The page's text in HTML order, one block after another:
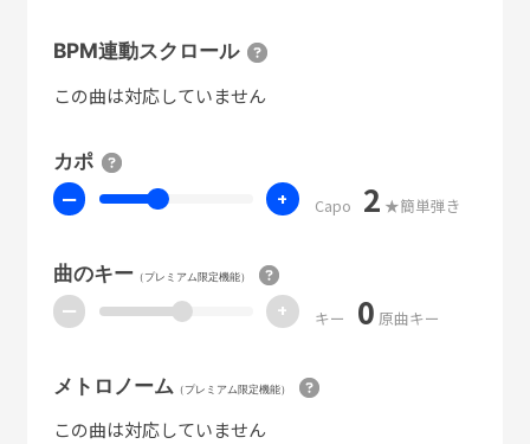
BPM連動スクロール
この曲は対応していません
カポ
ー + Capo 2 ★簡単弾き
曲のキー（プレミアム限定機能）
ー + キー 0 原曲キー
メトロノーム （プレミアム限定機能）
この曲は対応していません